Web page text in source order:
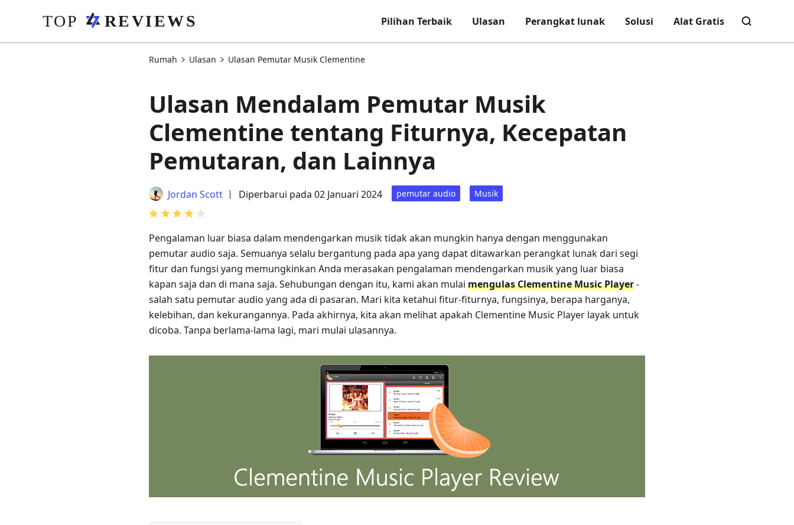
Pilihan Terbaik Ulasan Perangkat lunak Solusi Alat Gratis
Rumah Ulasan Ulasan Pemutar Musik Clementine
Ulasan Mendalam Pemutar Musik
Clementine tentang Fiturnya, Kecepatan
Pemutaran, dan Lainnya
Jordan Scott Diperbarui pada 02 Januari 2024 pemutar audio Musik
Pengalaman luar biasa dalam mendengarkan musik tidak akan mungkin hanya dengan menggunakan
pemutar audio saja. Semuanya selalu bergantung pada apa yang dapat ditawarkan perangkat lunak dari segi
fitur dan fungsi yang memungkinkan Anda merasakan pengalaman mendengarkan musik yang luar biasa
kapan saja dan di mana saja. Sehubungan dengan itu, kami akan mulai mengulas Clementine Music Player-
salah satu pemutar audio yang ada di pasaran. Mari kita ketahui fitur-fiturnya, fungsinya, berapa harganya,
kelebihan, dan kekurangannya. Pada akhirnya, kita akan melihat apakah Clementine Music Player layak untuk
dicoba. Tanpa berlama-lama lagi, mari mulai ulasannya.